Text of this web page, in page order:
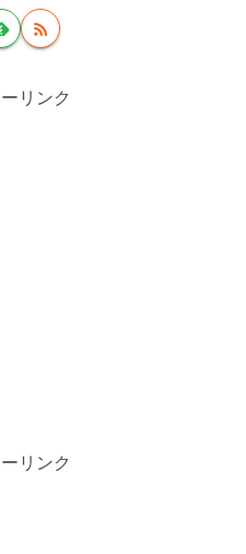
リンク
リンク